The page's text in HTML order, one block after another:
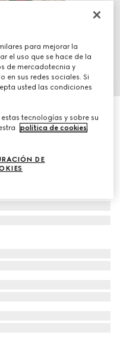
para mejorar la
el uso que se hace de la
de mercadotecnia y
en sus redes sociales. Si
usted las condiciones
tecnologías y sobre su
política de cookies.
DE